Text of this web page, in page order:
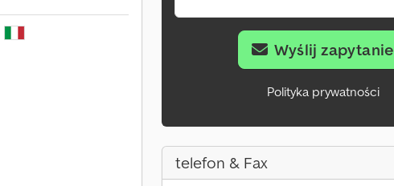
Wyślij zapytanie
Polityka prywatności
telefon & Fax